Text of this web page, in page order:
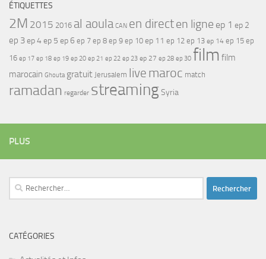
ÉTIQUETTES
2M 2015 2016 al aoula CAN en directen ligne ep 1 ep 2
ep 3ep 4ep 5 ep 6 ep 7 ep 8 ep 9 ep 10 ep 11 ep 12 ep 13 ep 14 ep 15 ep
16 ep 17 ep 18 ep 19 ep 20 ep 21 ep 22 ep 23 ep 27 ep 28 ep 30 film film
marocain Ghouta gratuit Jerusalem live maroc match
ramadan regarder streamingSyria
PLUS
Rechercher :
CATÉGORIES